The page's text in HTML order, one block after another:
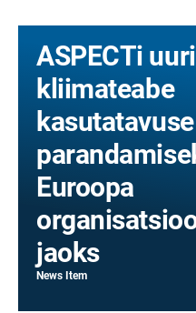
ASPECTi
kliimateabe
kasutatavuse
Euroopa
jaoks
News Item